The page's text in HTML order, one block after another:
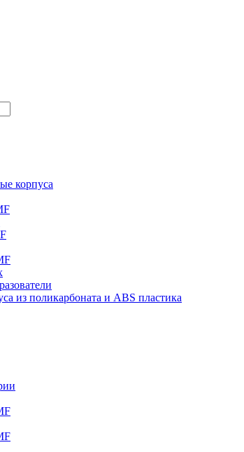
корпуса
из поликарбоната и ABS пластика